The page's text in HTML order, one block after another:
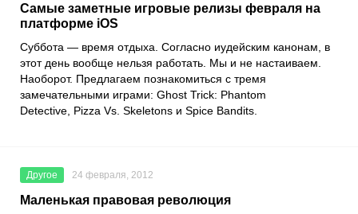
Самые заметные игровые релизы февраля на
платформе iOS
Суббота — время отдыха. Согласно иудейским канонам, в
этот день вообще нельзя работать. Мы и не настаиваем.
Наоборот. Предлагаем познакомиться с тремя
замечательными играми: Ghost Trick: Phantom
Detective, Pizza Vs. Skeletons и Spice Bandits.
Другое 24 февраля, 2012
Маленькая правовая революция